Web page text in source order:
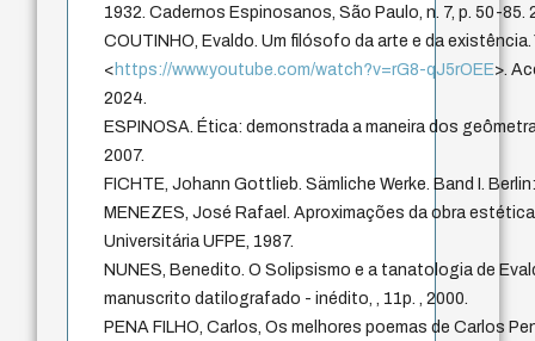
1932. Cadernos Espinosanos, São Paulo, n. 7, p. 50-85.
COUTINHO, Evaldo. Um filósofo da arte e da
< https://www.youtube.com/watch?v=rG8-qJ5rOEE>.
2024.
ESPINOSA. Ética: demonstrada a maneira dos
2007.
FICHTE, Johann Gottlieb. Sämliche Werke. Band I.
MENEZES, José Rafael. Aproximações da obra
Universitária UFPE, 1987.
NUNES, Benedito. O Solipsismo e a tanatologia de
manuscrito datilografado - inédito, , 11p. , 2000.
PENA FILHO, Carlos, Os melhores poemas de Carlos